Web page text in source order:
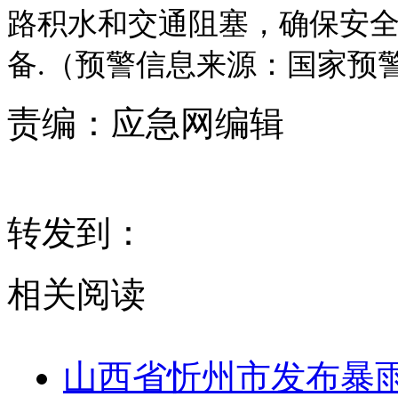
路积水和交通阻塞，确保安
备.（预警信息来源：国家预
责编： 应急网编辑
转发到：
相关阅读
山西省忻州市发布暴